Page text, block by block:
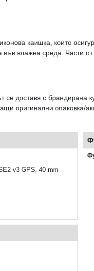
каишка, които
влажна среда. Части
доставя с брандирана
оригинални опаковка/
v3 GPS, 40 mm